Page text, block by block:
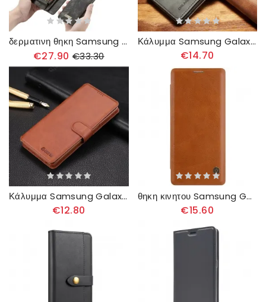
δερματινη θηκη Samsung Galaxy Note 8 Caseme Vintage Leather
€27.90 €33.30
Κάλυμμα Samsung Galaxy Note 8 Dg.ming Ρετρό
€14.70
Κάλυμμα Samsung Galaxy Note 8 Azns Retro
€12.80
θηκη κινητου Samsung Galaxy Note 8 Θήκη Flip Σειρά Nillkin Qin
€15.60